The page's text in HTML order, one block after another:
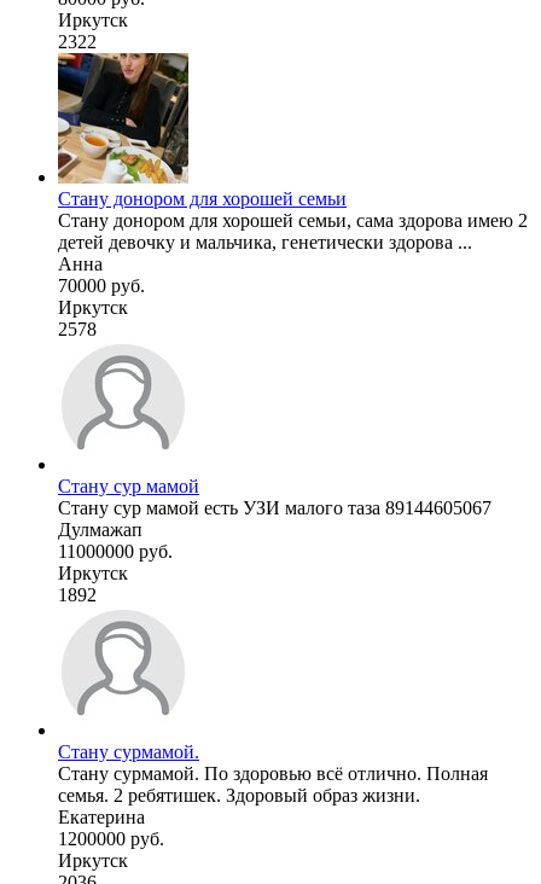
Иркутск
2322
Стану донором для хорошей семьи
Стану донором для хорошей семьи, сама здорова имею 2
детей девочку и мальчика, генетически здорова ...
Анна
70000 руб.
Иркутск
2578
Стану сур мамой
Стану сур мамой есть УЗИ малого таза 89144605067
Дулмажап
11000000 руб.
Иркутск
1892
Стану сурмамой.
Стану сурмамой. По здоровью всё отлично. Полная
семья. 2 ребятишек. Здоровый образ жизни.
Екатерина
1200000 руб.
Иркутск